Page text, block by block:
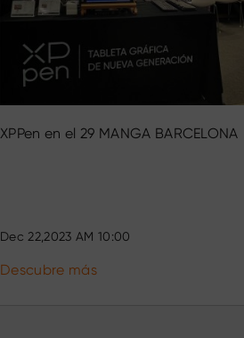
XPPen en el 29 MANGA BARCELONA
Dec 22,2023 AM 10:00
Descubre más